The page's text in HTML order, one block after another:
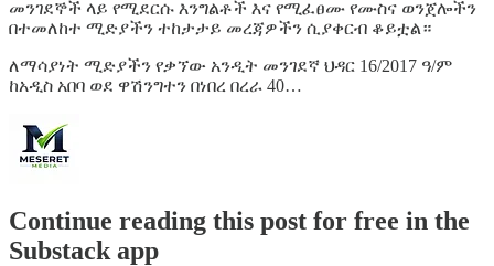
መንገደኞች ላይ የሚደርሱ እንግልቶች እና የሚፈፀሙ የሙስና ወንጀሎችን
በተመለከተ ሚድያችን ተከታታይ መረጃዎችን ሲያቀርብ ቆይቷል።
ለማሳያነት ሚድያችን የቃኘው አንዲት መንገደኛ ህዳር 16/2017 ዓ/ም
ከአዲስ አበባ ወደ ዋሽንግተን በነበረ በረራ 40…
Continue reading this post for free in the
Substack app